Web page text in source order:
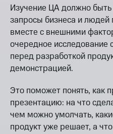
Изучение ЦА должно
запросы бизнеса и людей
вместе с внешними
очередное исследование
перед разработкой
демонстрацией.
Это поможет понять, как
презентацию: на что
чем можно умолчать,
продукт уже решает, а